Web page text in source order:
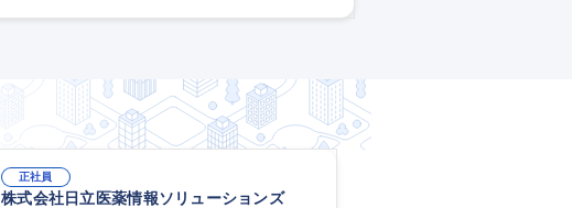
正社員
株式会社日立医薬情報ソリューションズ